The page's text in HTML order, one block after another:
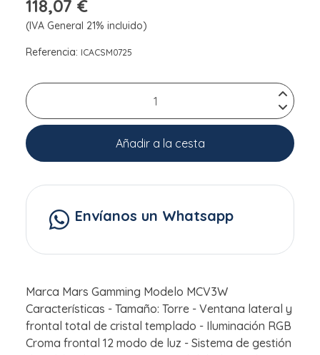
118,07 €
(IVA General 21% incluido)
Referencia: ICACSM0725
Añadir a la cesta
Envíanos un Whatsapp
Marca Mars Gamming Modelo MCV3W
Características - Tamaño: Torre - Ventana lateral y
frontal total de cristal templado - Iluminación RGB
Croma frontal 12 modo de luz - Sistema de gestión